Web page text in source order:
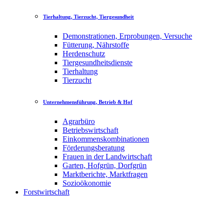
Tierhaltung, Tierzucht, Tiergesundheit
Demonstrationen, Erprobungen, Versuche
Fütterung, Nährstoffe
Herdenschutz
Tiergesundheitsdienste
Tierhaltung
Tierzucht
Unternehmensführung, Betrieb & Hof
Agrarbüro
Betriebswirtschaft
Einkommenskombinationen
Förderungsberatung
Frauen in der Landwirtschaft
Garten, Hofgrün, Dorfgrün
Marktberichte, Marktfragen
Sozioökonomie
Forstwirtschaft